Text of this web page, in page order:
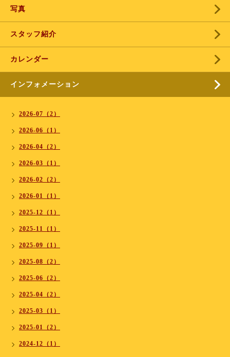
写真
スタッフ紹介
カレンダー
インフォメーション
2026-07（2）
2026-06（1）
2026-04（2）
2026-03（1）
2026-02（2）
2026-01（1）
2025-12（1）
2025-11（1）
2025-09（1）
2025-08（2）
2025-06（2）
2025-04（2）
2025-03（1）
2025-01（2）
2024-12（1）